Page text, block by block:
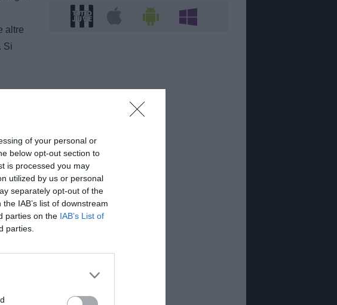
of your personal or
below opt-out section to
is processed you may
utilized by us or personal
separately opt-out of the
IAB’s list of downstream
parties on the IAB’s List of
parties.
altre
Si
lui